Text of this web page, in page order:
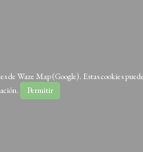
de Waze Map (Google). Estas cookies
Permitir